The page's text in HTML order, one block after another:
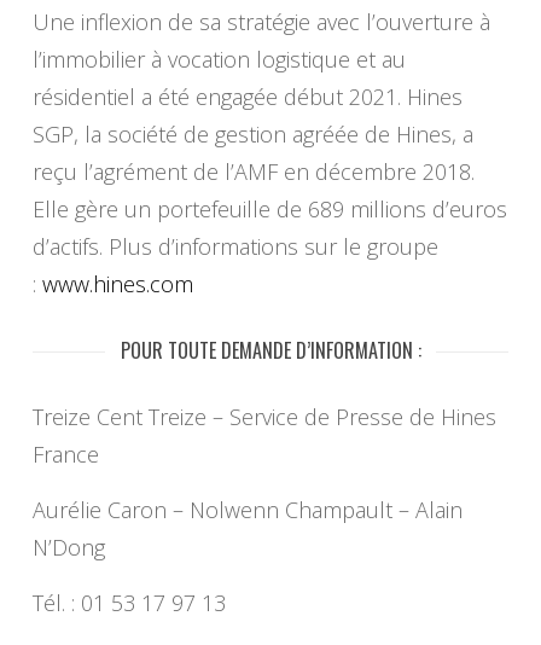
Une inflexion de sa stratégie avec l’ouverture à
l’immobilier à vocation logistique et au
résidentiel a été engagée début 2021. Hines
SGP, la société de gestion agréée de Hines, a
reçu l’agrément de l’AMF en décembre 2018.
Elle gère un portefeuille de 689 millions d’euros
d’actifs. Plus d’informations sur le groupe
: www.hines.com
POUR TOUTE DEMANDE D’INFORMATION :
Treize Cent Treize – Service de Presse de Hines
France
Aurélie Caron – Nolwenn Champault – Alain
N’Dong
Tél. : 01 53 17 97 13